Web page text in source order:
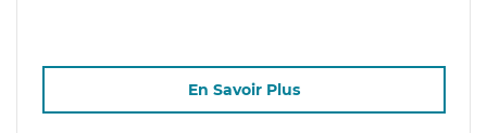
En Savoir Plus